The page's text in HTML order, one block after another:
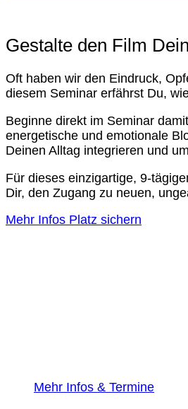
Mehr Infos & Termine
Gestalte den Film
Oft haben wir den Eindruck,
diesem Seminar erfährst Du,
Beginne direkt im Seminar
energetische und emotionale
Deinen Alltag integrieren und
Für dieses einzigartige, 9-
Dir, den Zugang zu neuen,
Mehr Infos Platz sichern